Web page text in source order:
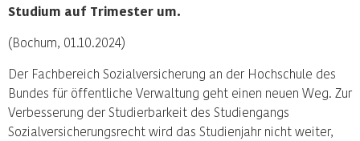
Studium auf Trimester um.
(Bochum, 01.10.2024)
Der Fachbereich Sozialversicherung an der Hochschule des
Bundes für öffentliche Verwaltung geht einen neuen Weg. Zur
Verbesserung der Studierbarkeit des Studiengangs
Sozialversicherungsrecht wird das Studienjahr nicht weiter,